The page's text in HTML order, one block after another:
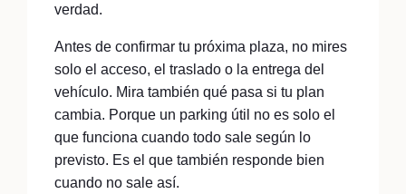
verdad.
Antes de confirmar tu próxima plaza, no mires
solo el acceso, el traslado o la entrega del
vehículo. Mira también qué pasa si tu plan
cambia. Porque un parking útil no es solo el
que funciona cuando todo sale según lo
previsto. Es el que también responde bien
cuando no sale así.